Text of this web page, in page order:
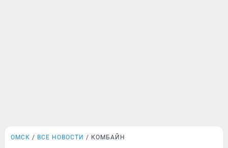
ОМСК ВСЕ НОВОСТИ КОМБАЙН